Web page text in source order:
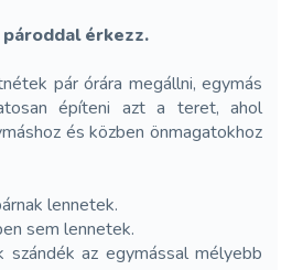
érkezz.
pár órára megállni, egymás
építeni azt a teret, ahol
és közben önmagatokhoz
lennetek.
sem lennetek.
szándék az egymással mélyebb